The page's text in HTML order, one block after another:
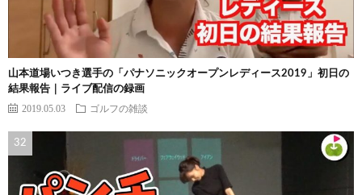
山本道場いつき選手の「パナソニックオープンレディース2019」初日の
結果報告｜ライブ配信の録画
2019.05.03 ゴルフの雑談